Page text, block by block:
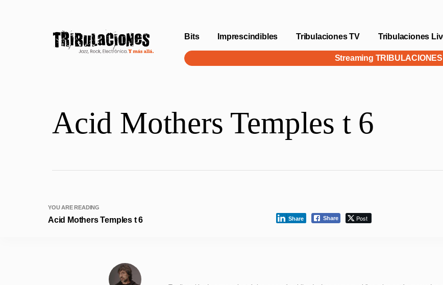
Bits Imprescindibles Tribulaciones TV Tribulaciones
Streaming
Acid Mothers Temples t 6
YOU ARE READING
Acid Mothers Temples t 6 Share Post
Share